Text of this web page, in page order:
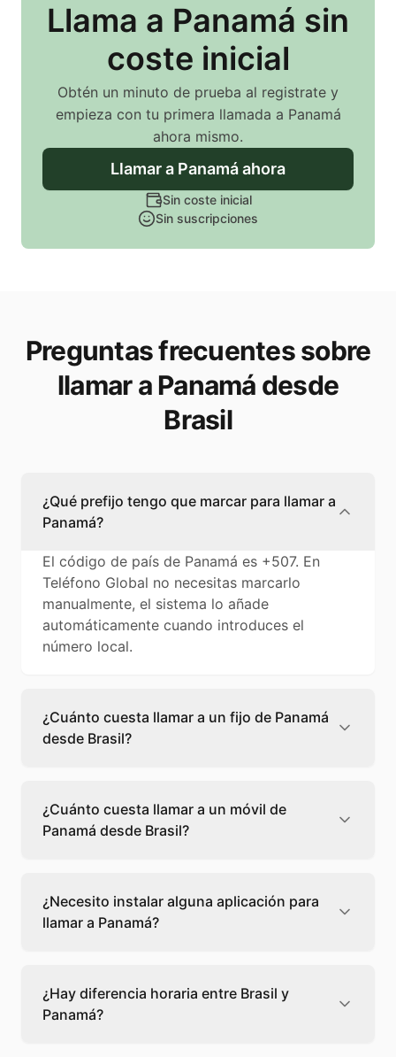
Llama a Panamá sin
coste inicial
Obtén un minuto de prueba al registrate y
empieza con tu primera llamada a Panamá
ahora mismo.
Llamara Panamáahora
Sin coste inicial
Sin suscripciones
Preguntas frecuentes sobre
llamar a Panamá desde
Brasil
¿Qué prefijo tengo que marcar para llamar a
Panamá?
El código de país de Panamá es +507. En
Teléfono Global no necesitas marcarlo
manualmente, el sistema lo añade
automáticamente cuando introduces el
número local.
¿Cuánto cuesta llamar a un fijo de Panamá
desde Brasil?
cuesta 0,09 €/min con Teléfono Global. Verás
el precio exacto antes de marcar para que
sepas qué vas a gastar.
¿Cuánto cuesta llamar a un móvil de
Panamá desde Brasil?
cuesta 0,22 €/min con Teléfono Global. Pagas
solo los minutos que hablas, sin cuotas ni
permanencia.
¿Necesito instalar alguna aplicación para
llamar a Panamá?
desde tu navegador web. Solo necesitas una
conexión a internet y podrás llamar
directamente a Panamá.
¿Hay diferencia horaria entre Brasil y
Panamá?